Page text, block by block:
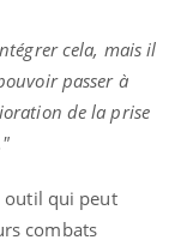
cela, mais il
passer à
de la prise
outil qui peut
combats